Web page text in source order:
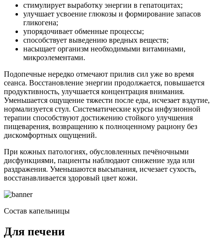
стимулирует выработку энергии в гепатоцитах;
улучшает усвоение глюкозы и формирование запасов
гликогена;
упорядочивает обменные процессы;
способствует выведению вредных веществ;
насыщает организм необходимыми витаминами,
микроэлементами.
Подопечные нередко отмечают прилив сил уже во время
сеанса. Восстановление энергии продолжается, повышается
продуктивность, улучшается концентрация внимания.
Уменьшается ощущение тяжести после еды, исчезает вздутие,
нормализуется стул. Систематические курсы инфузионной
терапии способствуют достижению стойкого улучшения
пищеварения, возвращению к полноценному рациону без
дискомфортных ощущений.
При кожных патологиях, обусловленных печёночными
дисфункциями, пациенты наблюдают снижение зуда или
раздражения. Уменьшаются высыпания, исчезает сухость,
восстанавливается здоровый цвет кожи.
Состав капельницы
Для печени